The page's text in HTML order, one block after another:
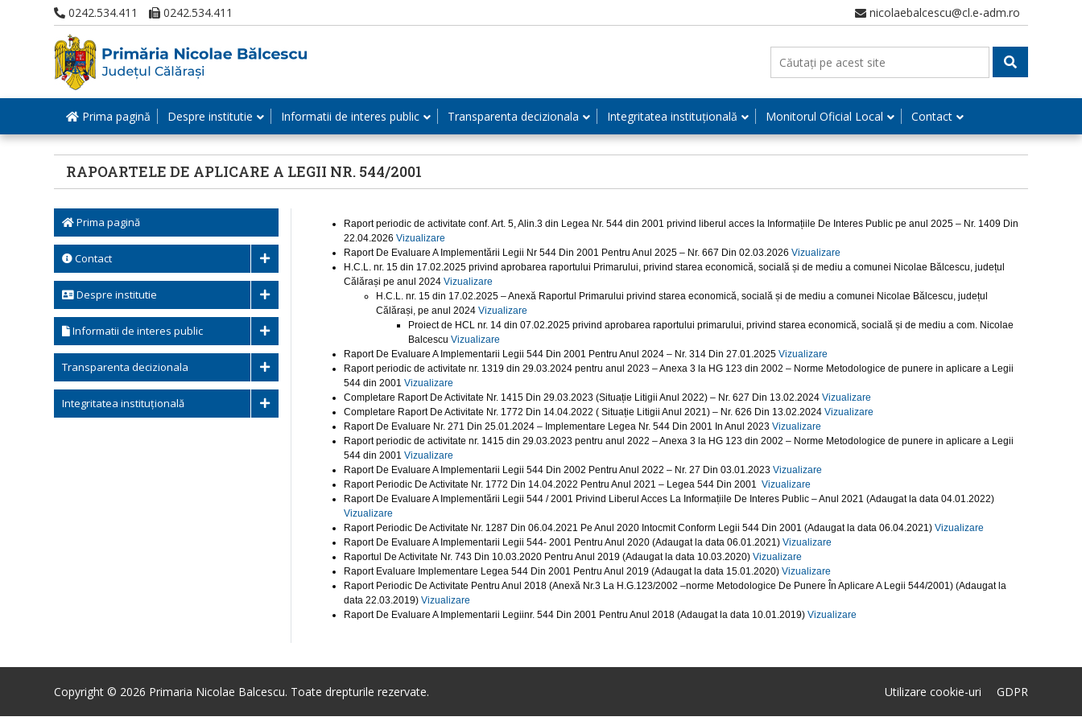
0242.534.411 0242.534.411 nicolaebalcescu@cl.e-adm.ro
Prima pagină Despre institutie Informatii de interes public Transparenta decizionala Integritatea instituțională Monitorul Oficial Local Contact
RAPOARTELE DE APLICARE A LEGII NR. 544/2001
Prima pagină
Contact
Despre institutie
Informatii de interes public
Transparenta decizionala
Integritatea instituțională
Raport periodic de activitate conf. Art. 5, Alin.3 din Legea Nr. 544 din 2001 privind liberul acces la Informațiile De Interes Public pe anul 2025 – Nr. 1409 Din
22.04.2026 Vizualizare
Raport De Evaluare A Implementării Legii Nr 544 Din 2001 Pentru Anul 2025 – Nr. 667 Din 02.03.2026 Vizualizare
H.C.L. nr. 15 din 17.02.2025 privind aprobarea raportului Primarului, privind starea economică, socială și de mediu a comunei Nicolae Bălcescu, județul
Călărași pe anul 2024 Vizualizare
H.C.L. nr. 15 din 17.02.2025 – Anexă Raportul Primarului privind starea economică, socială și de mediu a comunei Nicolae Bălcescu, județul
Călărași, pe anul 2024 Vizualizare
Proiect de HCL nr. 14 din 07.02.2025 privind aprobarea raportului primarului, privind starea economică, socială și de mediu a com. Nicolae
Balcescu Vizualizare
Raport De Evaluare A Implementarii Legii 544 Din 2001 Pentru Anul 2024 – Nr. 314 Din 27.01.2025 Vizualizare
Raport periodic de activitate nr. 1319 din 29.03.2024 pentru anul 2023 – Anexa 3 la HG 123 din 2002 – Norme Metodologice de punere in aplicare a Legii
544 din 2001 Vizualizare
Completare Raport De Activitate Nr. 1415 Din 29.03.2023 (Situație Litigii Anul 2022) – Nr. 627 Din 13.02.2024 Vizualizare
Completare Raport De Activitate Nr. 1772 Din 14.04.2022 ( Situație Litigii Anul 2021) – Nr. 626 Din 13.02.2024 Vizualizare
Raport De Evaluare Nr. 271 Din 25.01.2024 – Implementare Legea Nr. 544 Din 2001 In Anul 2023 Vizualizare
Raport periodic de activitate nr. 1415 din 29.03.2023 pentru anul 2022 – Anexa 3 la HG 123 din 2002 – Norme Metodologice de punere in aplicare a Legii
544 din 2001 Vizualizare
Raport De Evaluare A Implementarii Legii 544 Din 2002 Pentru Anul 2022 – Nr. 27 Din 03.01.2023 Vizualizare
Raport Periodic De Activitate Nr. 1772 Din 14.04.2022 Pentru Anul 2021 – Legea 544 Din 2001 Vizualizare
Raport De Evaluare A Implementării Legii 544 / 2001 Privind Liberul Acces La Informațiile De Interes Public – Anul 2021 (Adaugat la data 04.01.2022)
Vizualizare
Raport Periodic De Activitate Nr. 1287 Din 06.04.2021 Pe Anul 2020 Intocmit Conform Legii 544 Din 2001 (Adaugat la data 06.04.2021) Vizualizare
Raport De Evaluare A Implementarii Legii 544- 2001 Pentru Anul 2020 (Adaugat la data 06.01.2021) Vizualizare
Raportul De Activitate Nr. 743 Din 10.03.2020 Pentru Anul 2019 (Adaugat la data 10.03.2020) Vizualizare
Raport Evaluare Implementare Legea 544 Din 2001 Pentru Anul 2019 (Adaugat la data 15.01.2020) Vizualizare
Raport Periodic De Activitate Pentru Anul 2018 (Anexă Nr.3 La H.G.123/2002 –norme Metodologice De Punere În Aplicare A Legii 544/2001) (Adaugat la
data 22.03.2019) Vizualizare
Raport De Evaluare A Implementarii Legiinr. 544 Din 2001 Pentru Anul 2018 (Adaugat la data 10.01.2019) Vizualizare
Copyright © 2026 Primaria Nicolae Balcescu. Toate drepturile rezervate. Utilizare cookie-uri GDPR